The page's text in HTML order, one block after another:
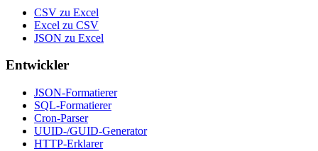
CSV zu Excel
Excel zu CSV
JSON zu Excel
Entwickler
JSON-Formatierer
SQL-Formatierer
Cron-Parser
UUID-/GUID-Generator
HTTP-Erklarer